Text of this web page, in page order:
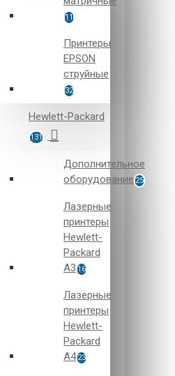
11
Принтеры
EPSON
струйные
32
Hewlett-Packard
131
Дополнительное
оборудование 25
Лазерные
принтеры
Hewlett-
Packard
A3 16
Лазерные
принтеры
Hewlett-
Packard
A423